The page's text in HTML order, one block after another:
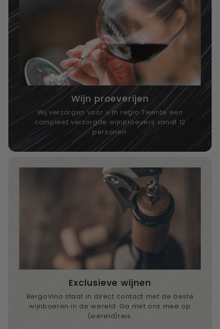
Wijn proeverijen
Wij verzorgen voor u in regio Twente een
compleet verzorgde wijnproeverij vanaf 12
personen.
Exclusieve wijnen
BergoVino staat in direct contact met de beste
wijnboeren in de wereld. Ga met ons mee op
(wereld)reis.